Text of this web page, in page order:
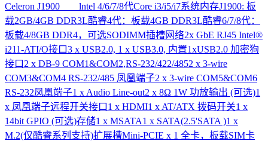
Celeron J1900 lntel 4/6/7/8代Core i3/i5/i7系统内存J1900: 板
载2GB/4GB DDR3L酷睿4代：板载4GB DDR3L酷睿6/7/8代：
板载4/8GB DDR4，可选SODIMM插槽网络2x GbE RJ45 Intel®
i211-ATI/O接口3 x USB2.0, 1 x USB3.0, 内置1xUSB2.0 加密狗
接口2 x DB-9 COM1&COM2,RS-232/422/4852 x 3-wire
COM3&COM4 RS-232/485 凤凰端子2 x 3-wire COM5&COM6
RS-232凤凰端子1 x Audio Line-out2 x 8Ω 1W 功放输出 (可选)1
x 凤凰端子远程开关接口1 x HDMI1 x AT/ATX 拨码开关1 x
14bit GPIO (可选)存储1 x MSATA1 x SATA(2.5'SATA )1 x
M.2(仅酷睿系列支持)扩展槽Mini-PCIE x 1 全卡，板载SIM卡